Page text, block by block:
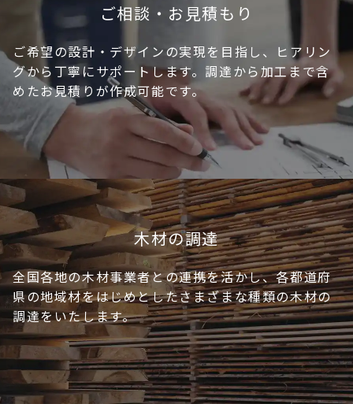
ご相談・お見積もり
ご希望の設計・デザインの実現を目指し、ヒアリン
グから丁寧にサポートします。調達から加工まで含
めたお見積りが作成可能です。
木材の調達
全国各地の木材事業者との連携を活かし、各都道府
県の地域材をはじめとしたさまざまな種類の木材の
調達をいたします。